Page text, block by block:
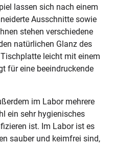
lassen sich nach einem
Ausschnitte sowie
stehen verschiedene
natürlichen Glanz des
leicht mit einem
für eine beeindruckende
im Labor mehrere
ein sehr hygienisches
ist. Im Labor ist es
sauber und keimfrei sind,